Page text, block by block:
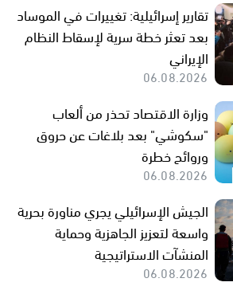
تقارير إسرائيلية: تغييرات في الموساد
بعد تعثر خطة سرية لإسقاط النظام
الإيراني
06.08.2026
وزارة الاقتصاد تحذر من ألعاب
"سكوشي" بعد بلاغات عن حروق
وروائح خطرة
06.08.2026
الجيش الإسرائيلي يجري مناورة بحرية
واسعة لتعزيز الجاهزية وحماية
المنشآت الاستراتيجية
06.08.2026